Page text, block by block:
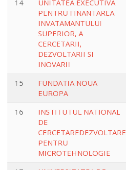
14
UNITATEA EXECUTIVA
PENTRU FINANTAREA
INVATAMANTULUI
SUPERIOR, A
CERCETARII,
DEZVOLTARII SI
INOVARII
15
FUNDATIA NOUA
EUROPA
16
INSTITUTUL NATIONAL
DE
CERCETAREDEZVOLTARE
PENTRU
MICROTEHNOLOGIE